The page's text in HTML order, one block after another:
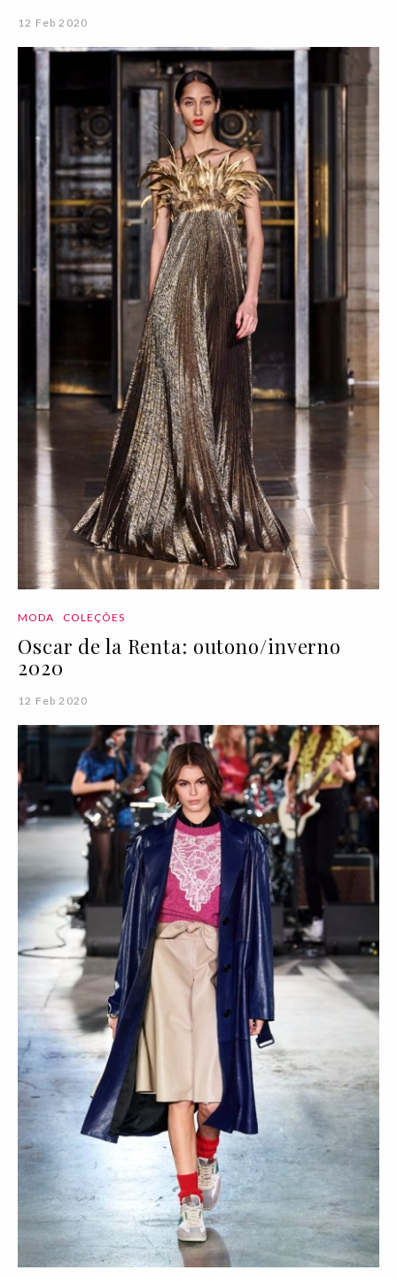
12 Feb 2020
MODA COLEÇÕES
Oscar de la Renta: outono/inverno
2020
12 Feb 2020